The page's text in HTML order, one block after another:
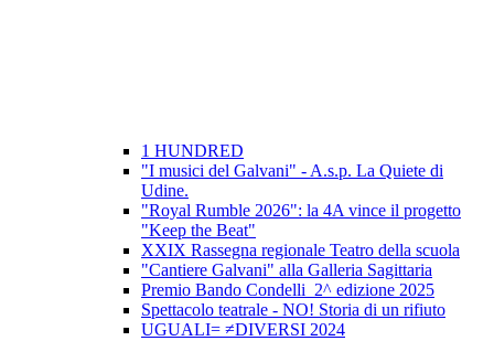
1 HUNDRED
"I musici del Galvani" - A.s.p. La Quiete di
Udine.
"Royal Rumble 2026": la 4A vince il progetto
"Keep the Beat"
XXIX Rassegna regionale Teatro della scuola
"Cantiere Galvani" alla Galleria Sagittaria
Premio Bando Condelli_2^ edizione 2025
Spettacolo teatrale - NO! Storia di un rifiuto
UGUALI= ≠DIVERSI 2024